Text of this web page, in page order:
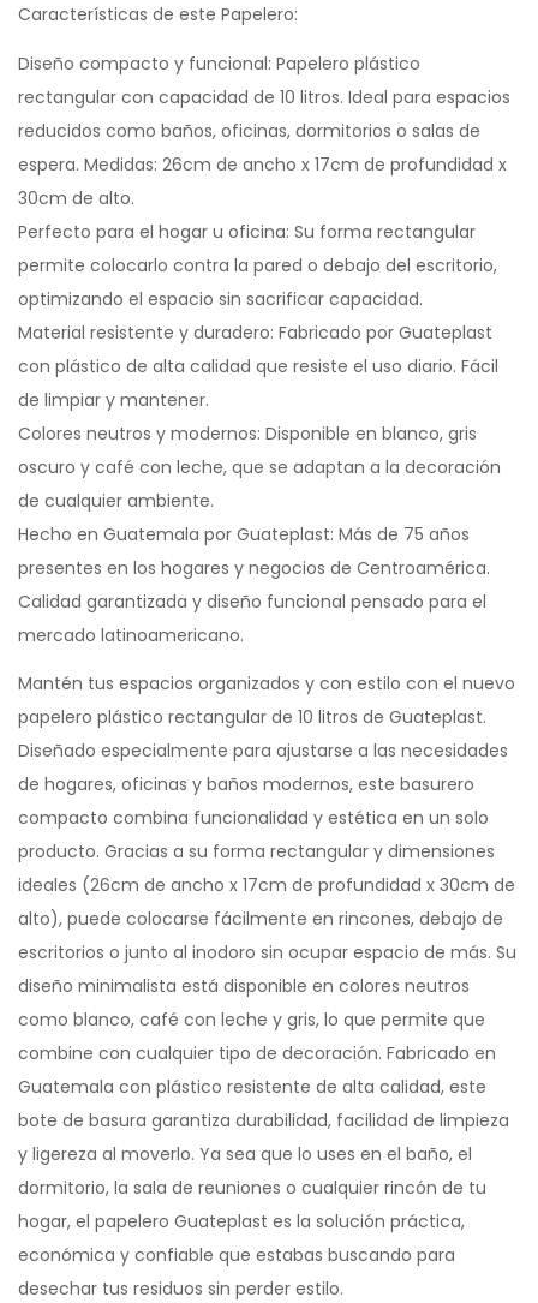
Características de este Papelero:
Diseño compacto y funcional: Papelero plástico
rectangular con capacidad de 10 litros. Ideal para espacios
reducidos como baños, oficinas, dormitorios o salas de
espera. Medidas: 26cm de ancho x 17cm de profundidad x
30cm de alto.
Perfecto para el hogar u oficina: Su forma rectangular
permite colocarlo contra la pared o debajo del escritorio,
optimizando el espacio sin sacrificar capacidad.
Material resistente y duradero: Fabricado por Guateplast
con plástico de alta calidad que resiste el uso diario. Fácil
de limpiar y mantener.
Colores neutros y modernos: Disponible en blanco, gris
oscuro y café con leche, que se adaptan a la decoración
de cualquier ambiente.
Hecho en Guatemala por Guateplast: Más de 75 años
presentes en los hogares y negocios de Centroamérica.
Calidad garantizada y diseño funcional pensado para el
mercado latinoamericano.
Mantén tus espacios organizados y con estilo con el nuevo
papelero plástico rectangular de 10 litros de Guateplast.
Diseñado especialmente para ajustarse a las necesidades
de hogares, oficinas y baños modernos, este basurero
compacto combina funcionalidad y estética en un solo
producto. Gracias a su forma rectangular y dimensiones
ideales (26cm de ancho x 17cm de profundidad x 30cm de
alto), puede colocarse fácilmente en rincones, debajo de
escritorios o junto al inodoro sin ocupar espacio de más. Su
diseño minimalista está disponible en colores neutros
como blanco, café con leche y gris, lo que permite que
combine con cualquier tipo de decoración. Fabricado en
Guatemala con plástico resistente de alta calidad, este
bote de basura garantiza durabilidad, facilidad de limpieza
y ligereza al moverlo. Ya sea que lo uses en el baño, el
dormitorio, la sala de reuniones o cualquier rincón de tu
hogar, el papelero Guateplast es la solución práctica,
económica y confiable que estabas buscando para
desechar tus residuos sin perder estilo.